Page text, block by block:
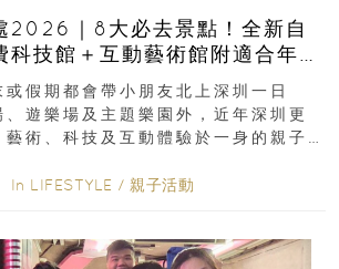
2026｜8大必去景點！全新自
科技館＋互動藝術館附適合年
、開放時間
假期都會帶小朋友北上深圳一日
遊樂場及主題樂園外，近年深圳更
藝術、科技及互動體驗於一身的親子
In LIFESTYLE / 親子活動